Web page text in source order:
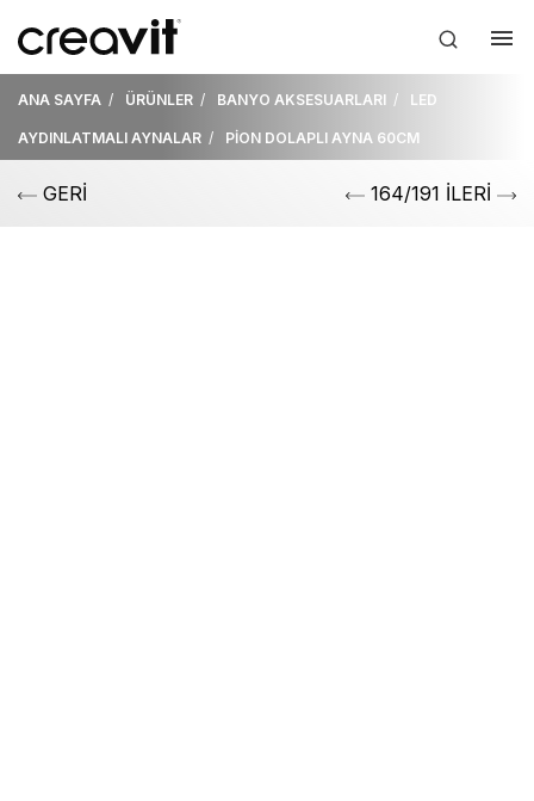
ANA SAYFA ÜRÜNLER BANYO AKSESUARLARI LED
AYDINLATMALI AYNALAR PİON DOLAPLI AYNA 60CM
GERİ 164/191 İLERİ